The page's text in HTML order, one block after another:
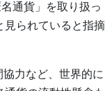
通貨」を取り扱っ
見られていると指摘
力など、世界的に